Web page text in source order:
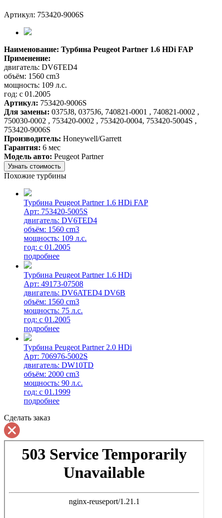
Артикул: 753420-9006S
Наименование: Турбина Peugeot Partner 1.6 HDi FAP
Применение:
двигатель: DV6TED4
объём: 1560 cm3
мощность: 109 л.с.
год: с 01.2005
Артикул: 753420-9006S
Для замены: 0375J8, 0375J6, 740821-0001 , 740821-0002 ,
750030-0002 , 753420-0002 , 753420-0004, 753420-5004S ,
753420-9006S
Производитель: Honeywell/Garrett
Гарантия: 6 мес
Модель авто: Peugeot Partner
Узнать стоимость
Похожие турбины
Турбина Peugeot Partner 1.6 HDi FAP
Арт: 753420-5005S
двигатель: DV6TED4
объём: 1560 cm3
мощность: 109 л.с.
год: с 01.2005
подробнее
Турбина Peugeot Partner 1.6 HDi
Арт: 49173-07508
двигатель: DV6ATED4 DV6B
объём: 1560 cm3
мощность: 75 л.с.
год: с 01.2005
подробнее
Турбина Peugeot Partner 2.0 HDi
Арт: 706976-5002S
двигатель: DW10TD
объём: 2000 cm3
мощность: 90 л.с.
год: с 01.1999
подробнее
Сделать заказ